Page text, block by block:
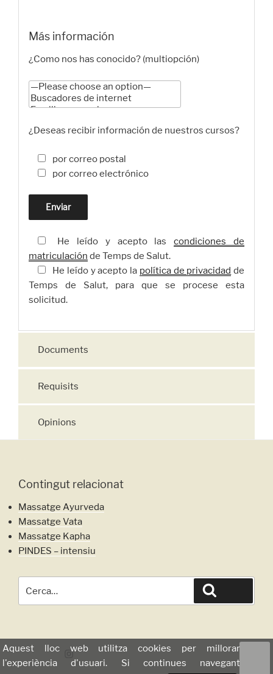
Más información
¿Como nos has conocido? (multiopción)
¿Deseas recibir información de nuestros cursos?
por correo postal
por correo electrónico
He leído y acepto lascondiciones de
matriculación de Temps de Salut.
He leído y acepto la política de privacidad de
Temps de Salut, para que se procese esta
solicitud.
Documents
Requisits
Opinions
Contingut relacionat
Massatge Ayurveda
Massatge Vata
Massatge Kapha
PINDES – intensiu
per:
Instagram
Aquest lloc web utilitza cookies per millorar
l'experiència d'usuari. Si continues navegant